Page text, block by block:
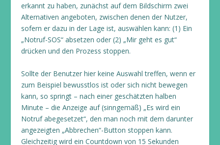
erkannt zu haben, zunächst auf dem Bildschirm zwei
Alternativen angeboten, zwischen denen der Nutzer,
sofern er dazu in der Lage ist, auswählen kann: (1) Ein
„Notruf-SOS“ absetzen oder (2) „Mir geht es gut“
drücken und den Prozess stoppen.
Sollte der Benutzer hier keine Auswahl treffen, wenn er
zum Beispiel bewusstlos ist oder sich nicht bewegen
kann, so springt – nach einer geschätzten halben
Minute – die Anzeige auf (sinngemäß) „Es wird ein
Notruf abegesetzet“, den man noch mit dem darunter
angezeigten „Abbrechen“-Button stoppen kann.
Gleichzeitig wird ein Countdown von 15 Sekunden